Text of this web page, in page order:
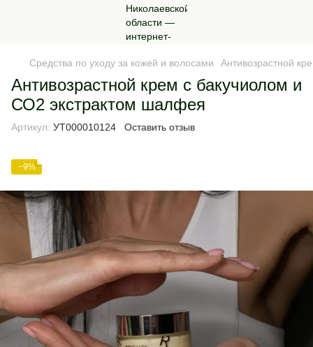
Средства по уходу за кожей и волосами Антивозрастной
Антивозрастной крем с бакучиолом и
СО2 экстрактом шалфея
Артикул: УТ000010124 Оставить отзыв
−9%